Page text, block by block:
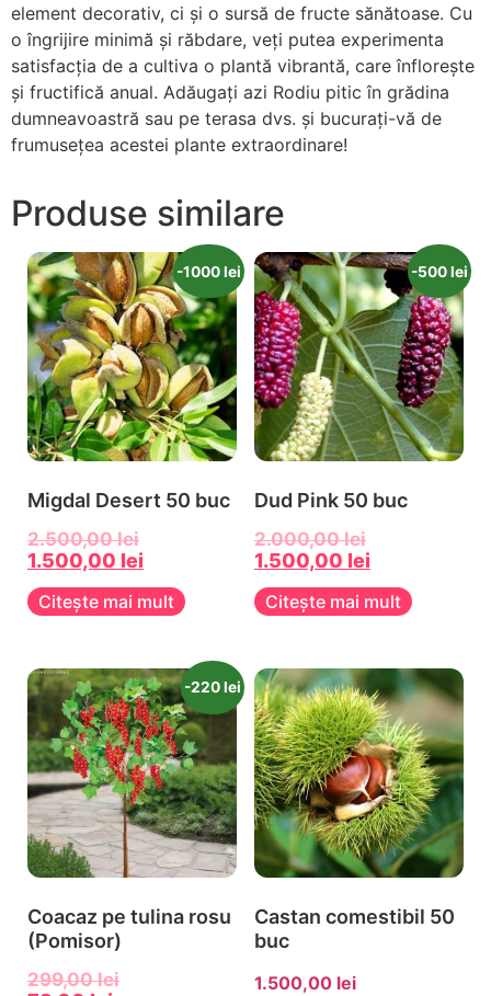
element decorativ, ci și o sursă de fructe sănătoase. Cu
o îngrijire minimă și răbdare, veți putea experimenta
satisfacția de a cultiva o plantă vibrantă, care înflorește
și fructifică anual. Adăugați azi Rodiu pitic în grădina
dumneavoastră sau pe terasa dvs. și bucurați-vă de
frumusețea acestei plante extraordinare!
Produse similare
-1000 lei
Migdal Desert 50 buc
2.500,00lei
1.500,00 lei
Citește mai mult
-500 lei
Dud Pink 50 buc
2.000,00lei
1.500,00 lei
Citește mai mult
-220 lei
Coacaz pe tulina rosu
(Pomisor)
299,00lei
Castan comestibil 50
buc
1.500,00 lei